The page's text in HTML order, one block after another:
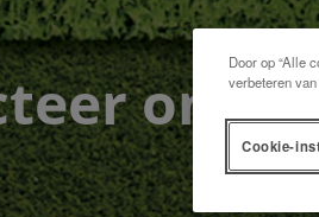
ons
Door op “Alle
verbeteren
Cookie-